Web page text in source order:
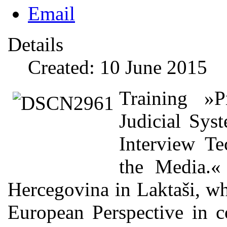
Email
Details
Created: 10 June 2015
Training
Judicial
Interview
the
Hercegovina in Laktaši,
European Perspective